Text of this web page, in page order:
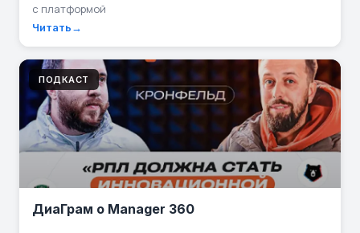
с платформой
Читать
ПОДКАСТ
ДиаГрам о Manager 360